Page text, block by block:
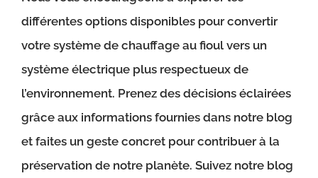
différentes options disponibles pour convertir
votre système de chauffage au fioul vers un
système électrique plus respectueux de
l’environnement. Prenez des décisions éclairées
grâce aux informations fournies dans notre blog
et faites un geste concret pour contribuer à la
préservation de notre planète. Suivez notre blog